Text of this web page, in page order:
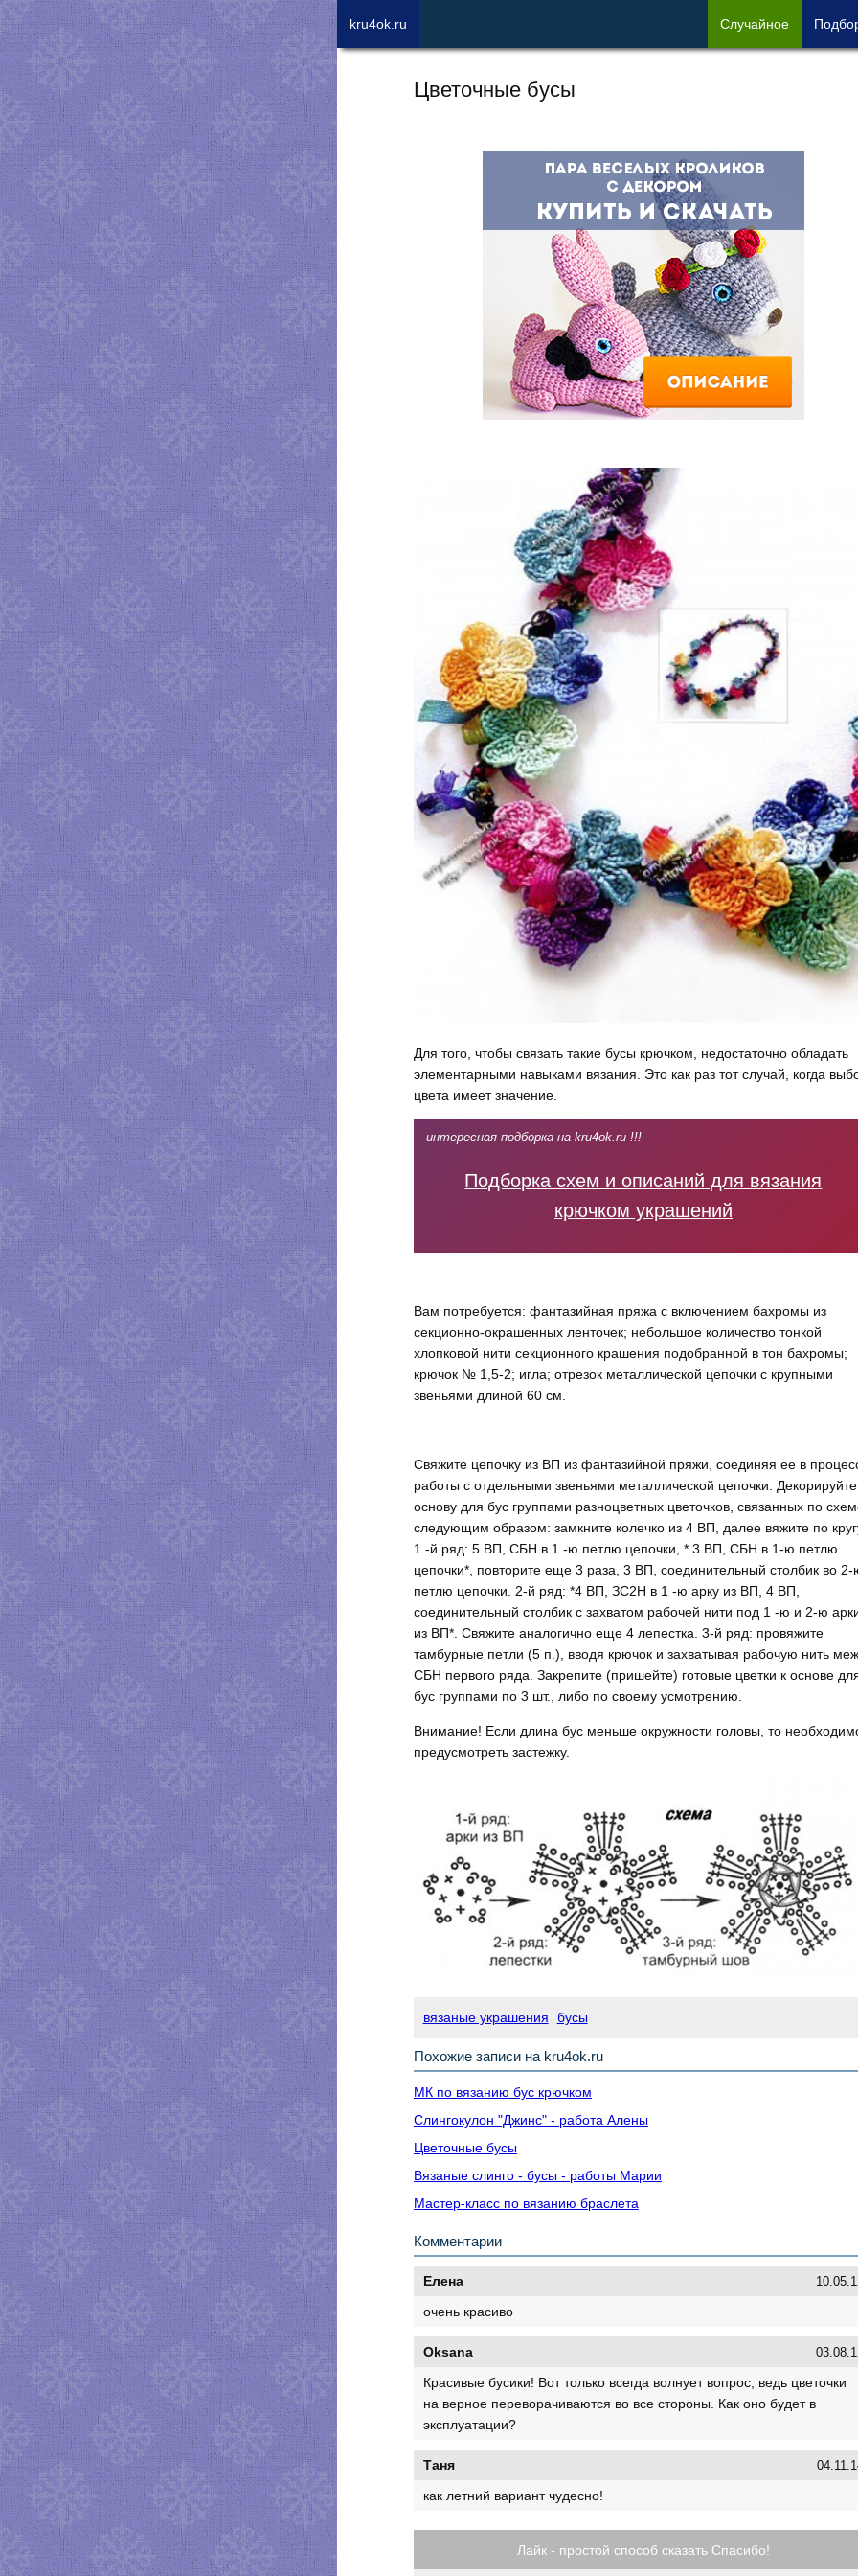
Цветочные бусы
Для того, чтобы связать такие бусы крючком, недостаточно обладать
элементарными навыками вязания. Это как раз тот случай, когда
цвета имеет значение.
интересная подборка на kru4ok.ru !!!
Подборка схем и описаний для вязания
крючком украшений
Вам потребуется: фантазийная пряжа с включением бахромы из
секционно-окрашенных ленточек; небольшое количество тонкой
хлопковой нити секционного крашения подобранной в тон бахромы;
крючок № 1,5-2; игла; отрезок металлической цепочки с крупными
звеньями длиной 60 см.
Свяжите цепочку из ВП из фантазийной пряжи, соединяя ее в
работы с от­дельными звеньями метал­лической цепочки. Декори­руйте
основу для бус группами разноцветных цветочков, связанных по
следующим образом: замкните колечко из 4 ВП, далее вяжите по
1 -й ряд: 5 ВП, СБН в 1 -ю петлю цепочки, * 3 ВП, СБН в 1-ю петлю
цепочки*, повторите еще 3 раза, 3 ВП, соединительный столбик во
петлю цепочки. 2-й ряд: *4 ВП, ЗС2Н в 1 -ю арку из ВП, 4 ВП,
соединительный столбик с захватом рабочей нити под 1 -ю и 2-ю
из ВП*. Свяжите аналогично еще 4 лепестка. 3-й ряд: провяжите
тамбурные петли (5 п.), вводя крючок и захватывая рабочую нить
СБН первого ряда. Закрепите (пришейте) готовые цветки к основе
бус группами по 3 шт., либо по своему усмотрению.
Внимание! Если длина бус меньше окружности головы, то
предусмотреть застежку.
вязаные украшения бусы
Похожие записи на kru4ok.ru
МК по вязанию бус крючком
Слингокулон "Джинс" - работа Алены
Цветочные бусы
Вязаные слинго - бусы - работы Марии
Мастер-класс по вязанию браслета
Комментарии
Елена
очень красиво
Oksana
Красивые бусики! Вот только всегда волнует вопрос, ведь цветочки
на верное переворачиваются во все стороны. Как оно будет в
эксплуатации?
Таня
как летний вариант чудесно!
Лайк - простой способ сказать Спасибо!
kru4ok.ru Случайное Под